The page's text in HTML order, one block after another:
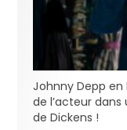
Johnny Depp en
de l’acteur
de Dickens !